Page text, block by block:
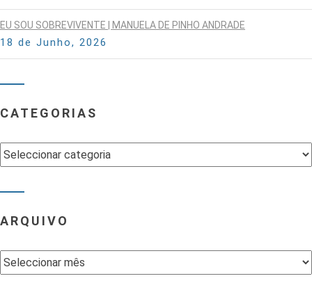
EU SOU SOBREVIVENTE | MANUELA DE PINHO ANDRADE
18 de Junho, 2026
CATEGORIAS
Categorias
ARQUIVO
Arquivo